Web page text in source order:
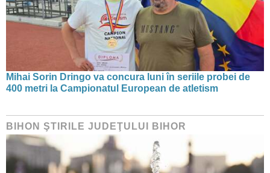
Mihai Sorin Dringo va concura luni în seriile probei de
400 metri la Campionatul European de atletism
BIHON ŞTIRILE JUDEŢULUI BIHOR